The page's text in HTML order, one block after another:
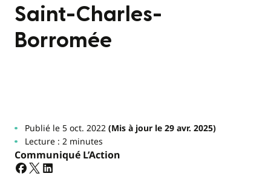
Saint-Charles-
Borromée
Publié le 5 oct. 2022(Mis à jour le 29 avr. 2025)
Lecture : 2 minutes
Communiqué L’Action